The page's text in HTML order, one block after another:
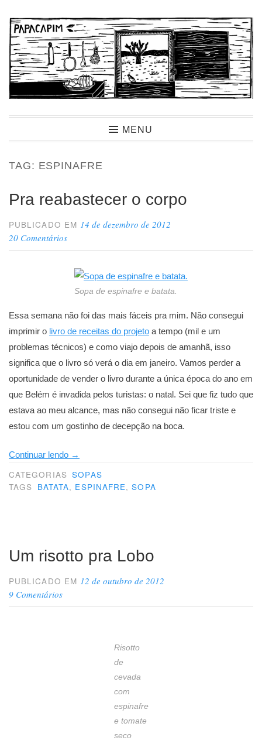
para
conteúdo
PapacapimMENU
TAG: ESPINAFRE
Pra reabastecer o corpo
PUBLICADO EM 14 de dezembro de 2012
20 Comentários
Sopa de espinafre e batata.
Essa semana não foi das mais fáceis pra mim. Não consegui
imprimir o livro de receitas do projeto a tempo (mil e um
problemas técnicos) e como viajo depois de amanhã, isso
significa que o livro só verá o dia em janeiro. Vamos perder a
oportunidade de vender o livro durante a única época do ano em
que Belém é invadida pelos turistas: o natal. Sei que fiz tudo que
estava ao meu alcance, mas não consegui não ficar triste e
estou com um gostinho de decepção na boca.
Continuar lendo “Pra
reabastecer
→
CATEGORIAS SOPAS
TAGS BATATA, ESPINAFRE,SOPA
Um risotto pra Lobo
PUBLICADO EM 12 de outubro de 2012
9 Comentários
Risotto
de
cevada
com
espinafre
e tomate
seco